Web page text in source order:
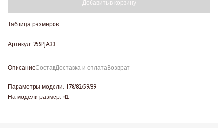
Добавить в корзину
Таблица размеров
Артикул: 25SPJA33
ОписаниеСоставДоставка и оплатаВозврат
Параметры модели: 178/82/59/89
На модели размер: 42